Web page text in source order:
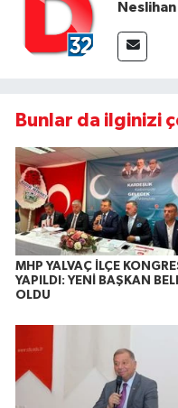
Neslihan
Bunlar da ilginizi
MHP YALVAÇ İLÇE
YAPILDI: YENİ BAŞKAN
OLDU